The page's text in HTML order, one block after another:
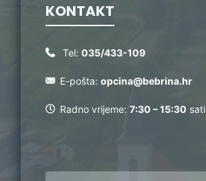
KONTAKT
Tel: 035/433-109
E-pošta: opcina@bebrina.hr
Radno vrijeme: 7:30 – 15:30 sati